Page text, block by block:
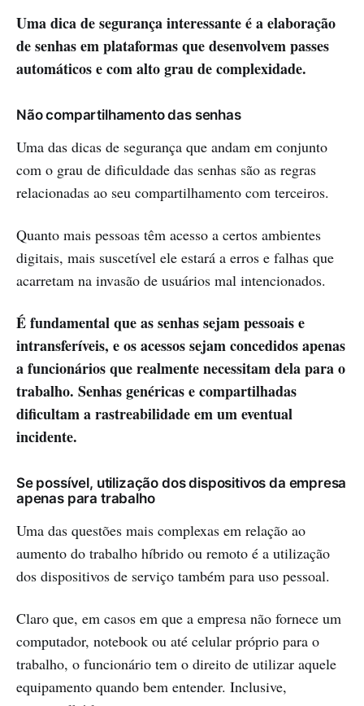
Uma dica de segurança interessante é a elaboração
de senhas em plataformas que desenvolvem passes
automáticos e com alto grau de complexidade.
Não compartilhamento das senhas
Uma das dicas de segurança que andam em conjunto
com o grau de dificuldade das senhas são as regras
relacionadas ao seu compartilhamento com terceiros.
Quanto mais pessoas têm acesso a certos ambientes
digitais, mais suscetível ele estará a erros e falhas que
acarretam na invasão de usuários mal intencionados.
É fundamental que as senhas sejam pessoais e
intransferíveis, e os acessos sejam concedidos apenas
a funcionários que realmente necessitam dela para o
trabalho. Senhas genéricas e compartilhadas
dificultam a rastreabilidade em um eventual
incidente.
Se possível, utilização dos dispositivos da empresa
apenas para trabalho
Uma das questões mais complexas em relação ao
aumento do trabalho híbrido ou remoto é a utilização
dos dispositivos de serviço também para uso pessoal.
Claro que, em casos em que a empresa não fornece um
computador, notebook ou até celular próprio para o
trabalho, o funcionário tem o direito de utilizar aquele
equipamento quando bem entender. Inclusive,